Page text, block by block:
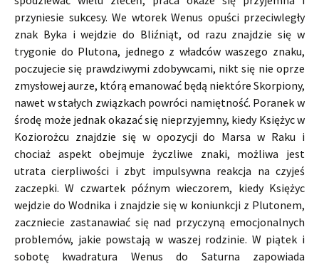
przyniesie sukcesy. We wtorek Wenus opuści przeciwległy
znak Byka i wejdzie do Bliźniąt, od razu znajdzie się w
trygonie do Plutona, jednego z władców waszego znaku,
poczujecie się prawdziwymi zdobywcami, nikt się nie oprze
zmysłowej aurze, którą emanować będą niektóre Skorpiony,
nawet w stałych związkach powróci namiętność. Poranek w
środę może jednak okazać się nieprzyjemny, kiedy Księżyc w
Koziorożcu znajdzie się w opozycji do Marsa w Raku i
chociaż aspekt obejmuje życzliwe znaki, możliwa jest
utrata cierpliwości i zbyt impulsywna reakcja na czyjeś
zaczepki. W czwartek późnym wieczorem, kiedy Księżyc
wejdzie do Wodnika i znajdzie się w koniunkcji z Plutonem,
zaczniecie zastanawiać się nad przyczyną emocjonalnych
problemów, jakie powstają w waszej rodzinie. W piątek i
sobotę kwadratura Wenus do Saturna zapowiada